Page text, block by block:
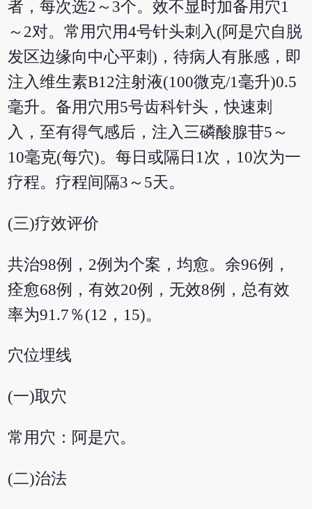
者，每次选2～3个。效不显时加备用穴1
～2对。常用穴用4号针头刺入(阿是穴自脱
发区边缘向中心平刺)，待病人有胀感，即
注入维生素B12注射液(100微克/1毫升)0.5
毫升。备用穴用5号齿科针头，快速刺
入，至有得气感后，注入三磷酸腺苷5～
10毫克(每穴)。每日或隔日1次，10次为一
疗程。疗程间隔3～5天。
(三)疗效评价
共治98例，2例为个案，均愈。余96例，
痊愈68例，有效20例，无效8例，总有效
率为91.7％(12，15)。
穴位埋线
(一)取穴
常用穴：阿是穴。
(二)治法